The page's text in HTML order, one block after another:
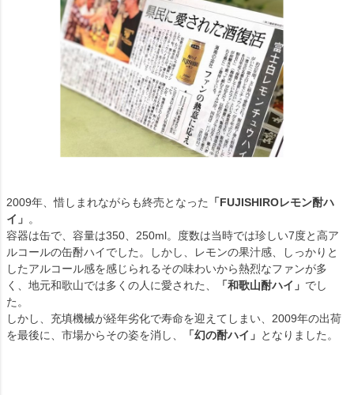
2009年、惜しまれながらも終売となった
「FUJISHIROレモン酎ハ
イ」 。
容器は缶で、容量は350、250ml。度数は当時では珍しい7度と高ア
ルコールの缶酎ハイでした。しかし、レモンの果汁感、しっかりと
したアルコール感を感じられるその味わいから熱烈なファンが多
く、地元和歌山では多くの人に愛された、
「和歌山酎ハイ」 でし
た。
しかし、充填機械が経年劣化で寿命を迎えてしまい、2009年の出荷
を最後に、市場からその姿を消し、
「幻の酎ハイ」 となりました。